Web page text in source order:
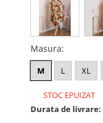
Masura:
M L XL
STOC EPUIZAT
Durata de livrare: